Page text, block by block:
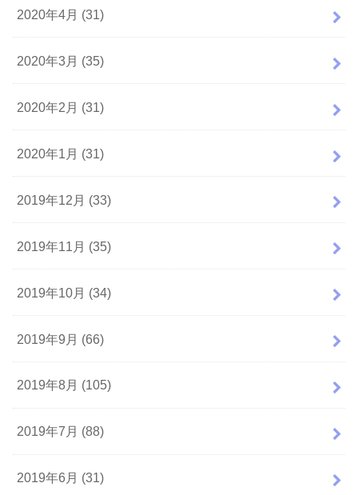
2020年4月 (31)
2020年3月 (35)
2020年2月 (31)
2020年1月 (31)
2019年12月 (33)
2019年11月 (35)
2019年10月 (34)
2019年9月 (66)
2019年8月 (105)
2019年7月 (88)
2019年6月 (31)